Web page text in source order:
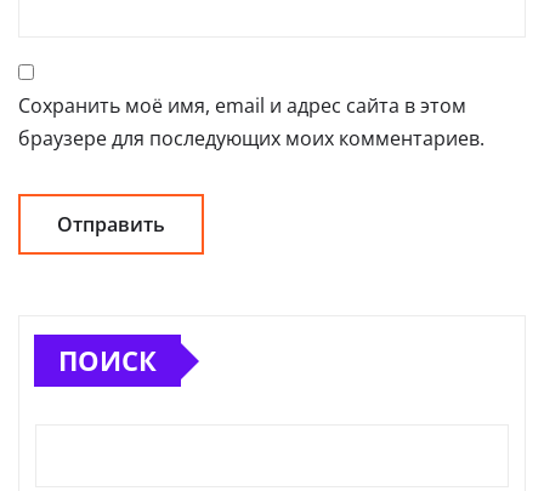
Сохранить моё имя, email и адрес сайта в этом
браузере для последующих моих комментариев.
ПОИСК